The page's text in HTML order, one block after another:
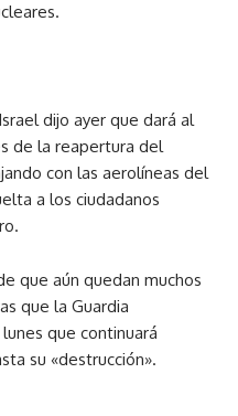
dijo ayer que dará al
de la reapertura del
con las aerolíneas del
a los ciudadanos
que aún quedan muchos
que la Guardia
que continuará
su «destrucción».